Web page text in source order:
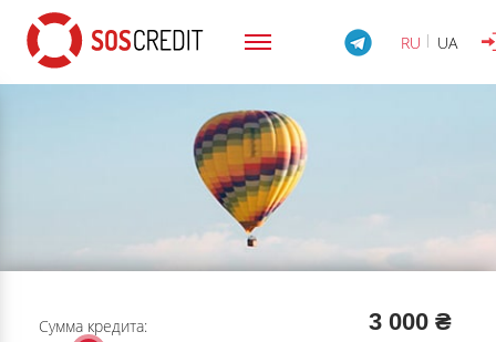
RU UA
Сумма кредита: 3 000 ₴